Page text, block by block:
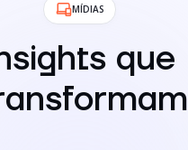
MÍDIAS
que